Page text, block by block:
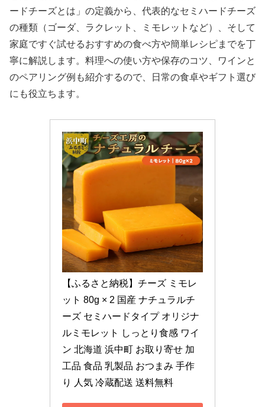
ードチーズとは」の定義から、代表的なセミハードチーズ
の種類（ゴーダ、ラクレット、ミモレットなど）、そして
家庭ですぐ試せるおすすめの食べ方や簡単レシピまでを丁
寧に解説します。料理への使い方や保存のコツ、ワインと
のペアリング例も紹介するので、日常の食卓やギフト選び
にも役立ちます。
【ふるさと納税】チーズ ミモレ
ット 80g × 2 国産 ナチュラルチ
ーズ セミハードタイプ オリジナ
ルミモレット しっとり食感 ワイ
ン 北海道 浜中町 お取り寄せ 加
工品 食品 乳製品 おつまみ 手作
り 人気 冷蔵配送 送料無料